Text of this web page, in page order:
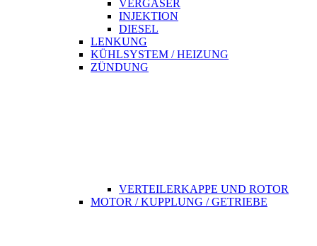
VERGASER
INJEKTION
DIESEL
LENKUNG
KÜHLSYSTEM / HEIZUNG
ZÜNDUNG
VERTEILERKAPPE UND ROTOR
MOTOR / KUPPLUNG / GETRIEBE